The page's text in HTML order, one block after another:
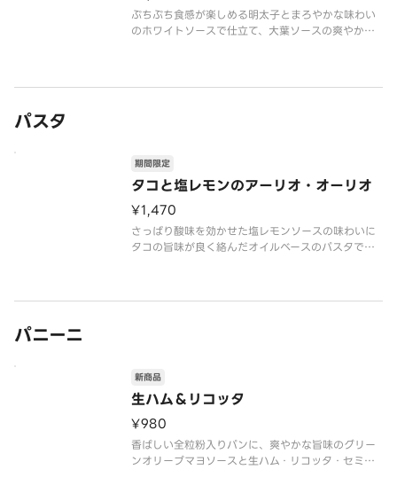
ぷちぷち食感が楽しめる明太子とまろやかな味わい
のホワイトソースで仕立て、大葉ソースの爽やかな
パスタ
タコと塩レモンのアーリオ・オーリオ
期間限定
¥1,470
さっぱり酸味を効かせた塩レモンソースの味わいに
タコの旨味が良く絡んだオイルベースのパスタで
パニーニ
生ハム＆リコッタ
新商品
¥980
香ばしい全粒粉入りパンに、爽やかな旨味のグリー
ンオリーブマヨソースと生ハム・リコッタ・セミド